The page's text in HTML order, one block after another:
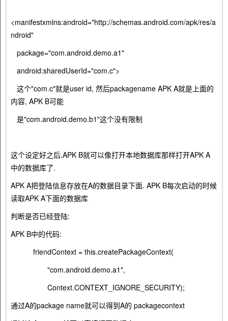
<manifestxmlns:android="http://schemas.android.com/apk/res/a
ndroid"
package="com.android.demo.a1"
android:sharedUserId="com.c">
这个"com.c"就是user id, 然后packagename APK A就是上面的
内容, APK B可能
是"com.android.demo.b1"这个没有限制
这个设定好之后,APK B就可以像打开本地数据库那样打开APK A
中的数据库了.
APK A把登陆信息存放在A的数据目录下面. APK B每次启动的时候
读取APK A下面的数据库
判断是否已经登陆:
APK B中的代码:
friendContext = this.createPackageContext(
"com.android.demo.a1",
Context.CONTEXT_IGNORE_SECURITY);
通过A的package name就可以得到A的 packagecontext